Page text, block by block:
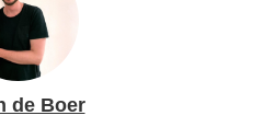
de Boer